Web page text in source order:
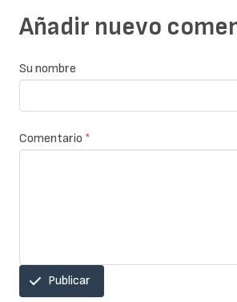
Añadir nuevo
Su nombre
Comentario *
Publicar